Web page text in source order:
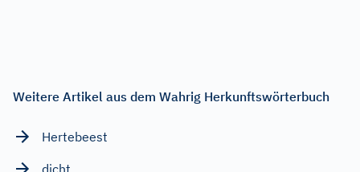
Weitere Artikel aus dem Wahrig Herkunftswörterbuch
Hertebeest
dicht